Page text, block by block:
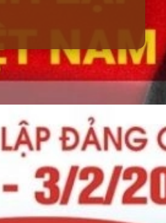
https://erci.edu.vn/lich-su-dang-cong-san-viet-nam